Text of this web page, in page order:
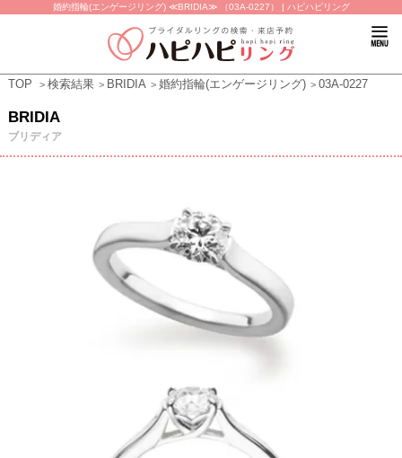
婚約指輪(エンゲージリング) ≪BRIDIA≫ （03A-0227） | ハピハピリング
TOP 検索結果 BRIDIA 婚約指輪(エンゲージリング) 03A-0227
BRIDIA
ブリディア